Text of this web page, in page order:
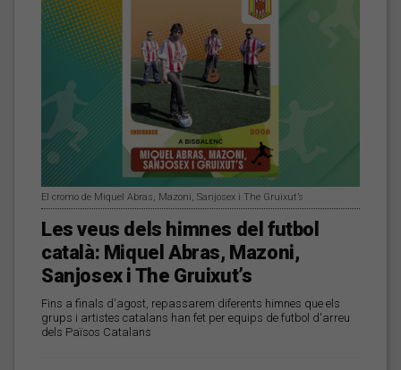
El cromo de Miquel Abras, Mazoni, Sanjosex i The Gruixut’s
Les veus dels himnes del futbol
català: Miquel Abras, Mazoni,
Sanjosex i The Gruixut’s
Fins a finals d'agost, repassarem diferents himnes que els
grups i artistes catalans han fet per equips de futbol d'arreu
dels Països Catalans